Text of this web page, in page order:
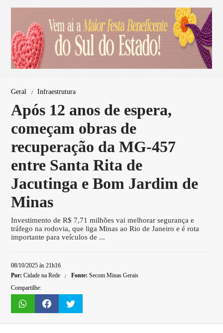
Geral Infraestrutura
Após 12 anos de espera,
começam obras de
recuperação da MG-457
entre Santa Rita de
Jacutinga e Bom Jardim de
Minas
Investimento de R$ 7,71 milhões vai melhorar segurança e
tráfego na rodovia, que liga Minas ao Rio de Janeiro e é rota
importante para veículos de ...
08/10/2025 às 21h16
Por:Cidade na Rede Fonte:Secom Minas Gerais
Compartilhe: